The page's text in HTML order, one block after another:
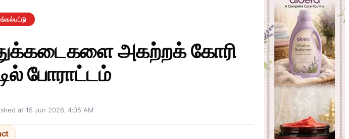
மதுக்கடைகளை அகற்றக் கோரி
போராட்டம்
at 15 Jun 2026, 4:05 AM